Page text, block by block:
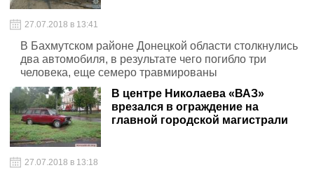
27.07.2018 в 13:41
В Бахмутском районе Донецкой области столкнулись
два автомобиля, в результате чего погибло три
человека, еще семеро травмированы
В центре Николаева «ВАЗ»
врезался в ограждение на
главной городской магистрали
27.07.2018 в 13:18